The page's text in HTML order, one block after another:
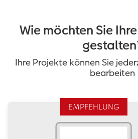
Wie möchten Sie
Ihre Projekte können Sie
bearbeiten
EMPFEHLUNG